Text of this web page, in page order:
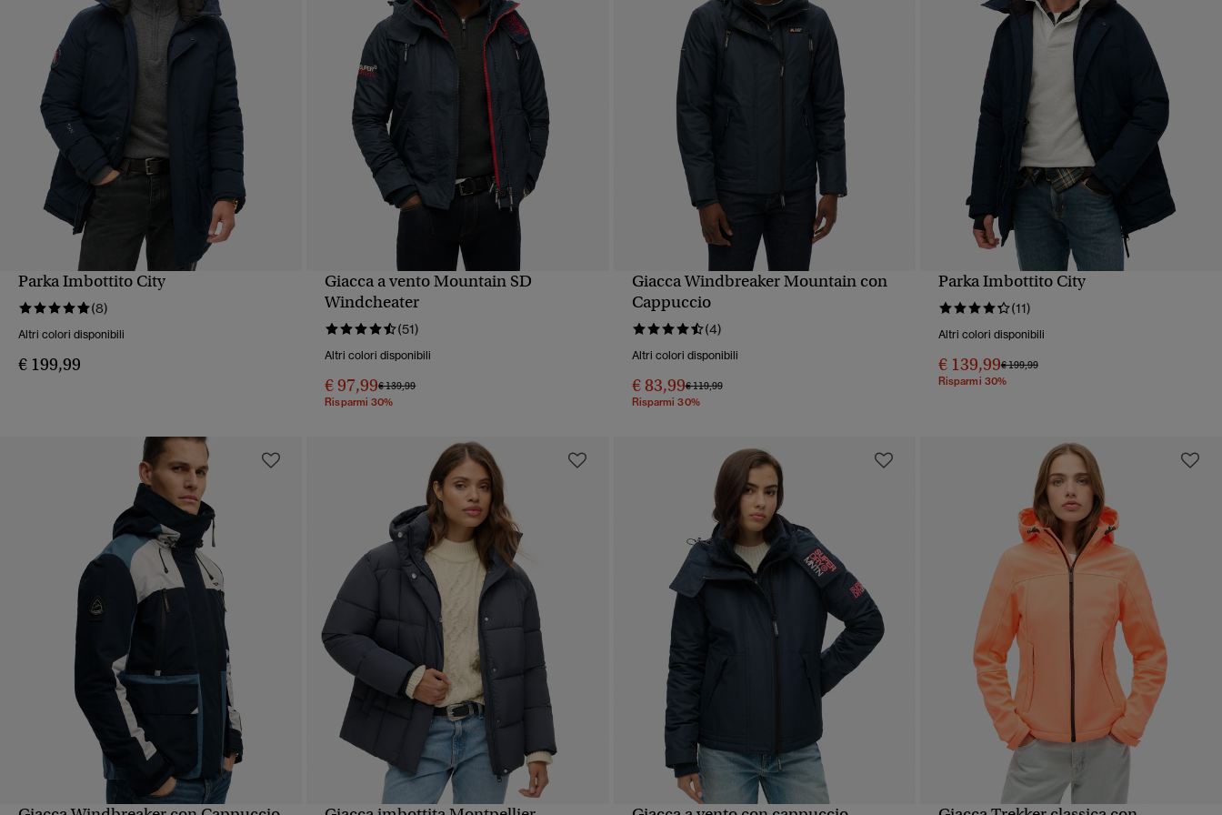
VISUALIZZAZIONE RAPIDA
Parka Imbottito City
(8)
Altri colori disponibili
€ 199,99
Giacca a vento Mountain SD
Windcheater
(51)
Altri colori disponibili
€ 97,99Prezzo ridotto da
€ 139,99a
Risparmi 30%
VISUALIZZAZIONE RAPIDA
Giacca Windbreaker Mountain con
Cappuccio
(4)
Altri colori disponibili
€ 83,99Prezzo ridotto da
€ 119,99a
Risparmi 30%
VISUALIZZAZIONE RAPIDA
Parka Imbottito City
(11)
Altri colori disponibili
€ 139,99Prezzo ridotto da
€ 199,99a
Risparmi 30%